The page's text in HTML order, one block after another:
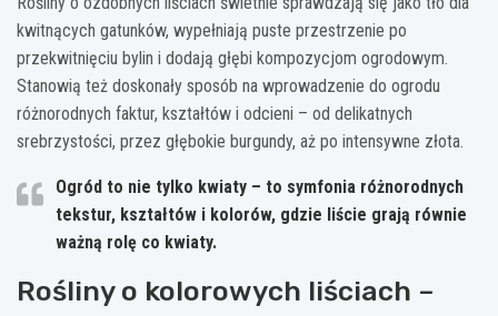
kwitnących gatunków, wypełniają puste przestrzenie po
przekwitnięciu bylin i dodają głębi kompozycjom ogrodowym.
Stanowią też doskonały sposób na wprowadzenie do ogrodu
różnorodnych faktur, kształtów i odcieni – od delikatnych
srebrzystości, przez głębokie burgundy, aż po intensywne złota.
Ogród to nie tylko kwiaty – to symfonia różnorodnych
tekstur, kształtów i kolorów, gdzie liście grają równie
ważną rolę co kwiaty.
Rośliny o kolorowych liściach –